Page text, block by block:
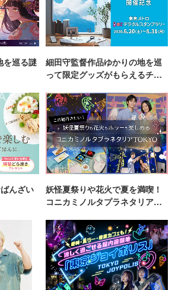
を巡る謎
細田守監督作品ゆかりの地を巡
って限定グッズがもらえるチャ
んざい
妖怪夏祭りや花火で夏を満喫！
コニカミノルタプラネタリア